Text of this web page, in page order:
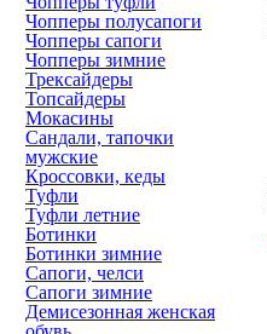
Чопперы полусапоги
Чопперы сапоги
Чопперы зимние
Трексайдеры
Топсайдеры
Мокасины
Сандали, тапочки
мужские
Кроссовки, кеды
Туфли
Туфли летние
Ботинки
Ботинки зимние
Сапоги, челси
Сапоги зимние
Демисезонная женская